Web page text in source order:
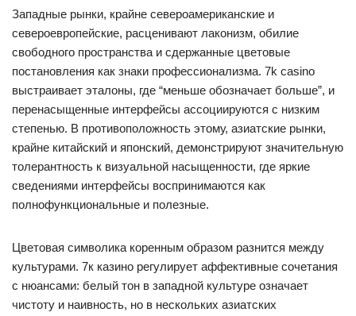
Западные рынки, крайне североамериканские и
североевропейские, расценивают лаконизм, обилие
свободного пространства и сдержанные цветовые
постановления как знаки профессионализма. 7k casino
выстраивает эталоны, где “меньше обозначает больше”, и
перенасыщенные интерфейсы ассоциируются с низким
степенью. В противоположность этому, азиатские рынки,
крайне китайский и японский, демонстрируют значительную
толерантность к визуальной насыщенности, где яркие
сведениями интерфейсы воспринимаются как
полнофункциональные и полезные.
Цветовая символика коренным образом разнится между
культурами. 7к казино регулирует аффективные сочетания
с нюансами: белый тон в западной культуре означает
чистоту и наивность, но в нескольких азиатских